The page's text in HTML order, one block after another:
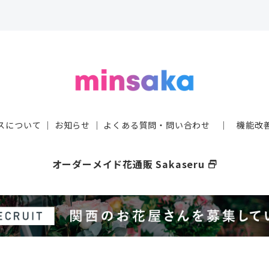
について ｜ お知らせ ｜ よくある質問・問い合わせ ｜機能改
オーダーメイド花通販 Sakaseru select_window